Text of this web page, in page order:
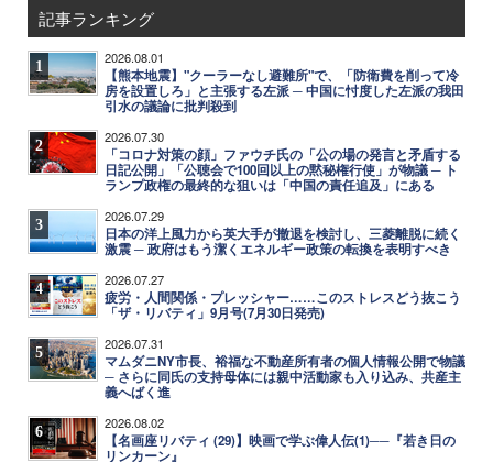
記事ランキング
1 2026.08.01
【熊本地震】"クーラーなし避難所"で、「防衛費を削って冷
房を設置しろ」と主張する左派 ─ 中国に忖度した左派の我田
引水の議論に批判殺到
2 2026.07.30
「コロナ対策の顔」ファウチ氏の「公の場の発言と矛盾する
日記公開」「公聴会で100回以上の黙秘権行使」が物議 ─ ト
ランプ政権の最終的な狙いは「中国の責任追及」にある
3 2026.07.29
日本の洋上風力から英大手が撤退を検討し、三菱離脱に続く
激震 ─ 政府はもう潔くエネルギー政策の転換を表明すべき
4 2026.07.27
疲労・人間関係・プレッシャー……このストレスどう抜こう
「ザ・リバティ」9月号(7月30日発売)
5 2026.07.31
マムダニNY市長、裕福な不動産所有者の個人情報公開で物議
─ さらに同氏の支持母体には親中活動家も入り込み、共産主
義へばく進
6 2026.08.02
【名画座リバティ (29)】映画で学ぶ偉人伝(1)──『若き日の
リンカーン』